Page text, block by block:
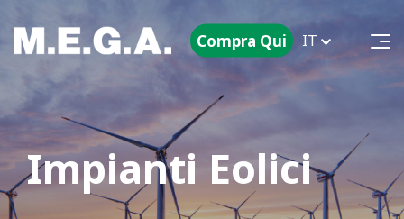
Compra Qui IT
Impianti Eolici